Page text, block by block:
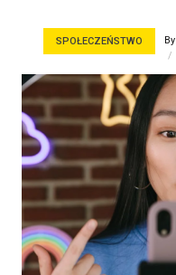
SPOŁECZEŃSTWO By